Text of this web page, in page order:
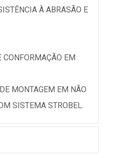
À ABRASÃO E
CONFORMAÇÃO EM
MONTAGEM EM NÃO
SISTEMA STROBEL.